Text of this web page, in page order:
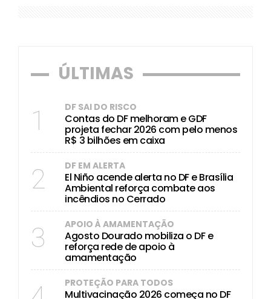
ÚLTIMAS
1 DF SAI DO RISCO
Contas do DF melhoram e GDF
projeta fechar 2026 com pelo menos
R$ 3 bilhões em caixa
2 DF EM ALERTA
El Niño acende alerta no DF e Brasília
Ambiental reforça combate aos
incêndios no Cerrado
3 APOIO À AMAMENTAÇÃO
Agosto Dourado mobiliza o DF e
reforça rede de apoio à
amamentação
PROTEÇÃO PARA TODOS
Multivacinação 2026 começa no DF